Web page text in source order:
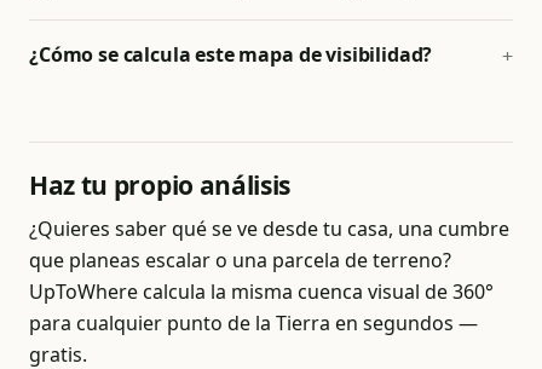
¿Cómo se calcula este mapa de visibilidad?
Haz tu propio análisis
¿Quieres saber qué se ve desde tu casa, una cumbre
que planeas escalar o una parcela de terreno?
UpToWhere calcula la misma cuenca visual de 360°
para cualquier punto de la Tierra en segundos —
gratis.